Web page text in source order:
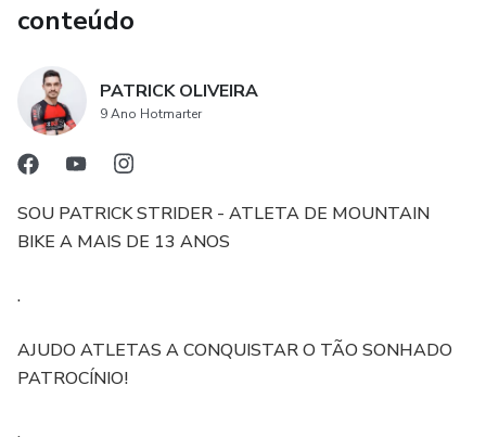
conteúdo
PATRICK OLIVEIRA
9 Ano Hotmarter
SOU PATRICK STRIDER - ATLETA DE MOUNTAIN
BIKE A MAIS DE 13 ANOS
.
AJUDO ATLETAS A CONQUISTAR O TÃO SONHADO
PATROCÍNIO!